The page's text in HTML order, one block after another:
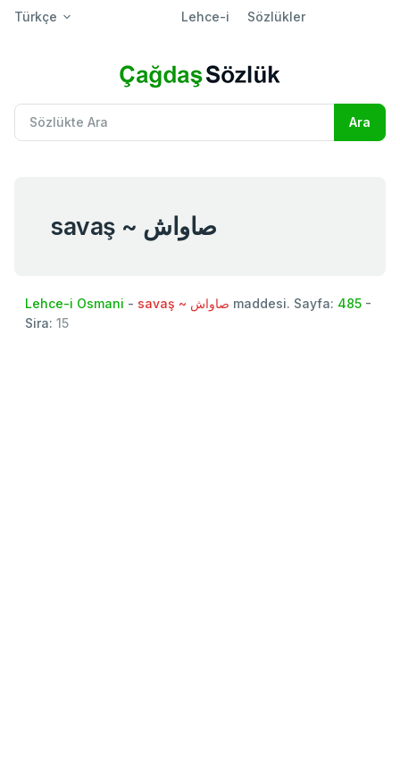
Türkçe Lehce-i Sözlükler
savaş ~ صاواش
Lehce-i Osmani - savaş ~ صاواش maddesi. Sayfa: 485 -
Sira: 15